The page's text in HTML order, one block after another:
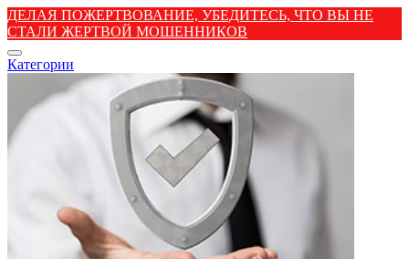
ДЕЛАЯ ПОЖЕРТВОВАНИЕ, УБЕДИТЕСЬ, ЧТО ВЫ НЕ
СТАЛИ ЖЕРТВОЙ МОШЕННИКОВ
Категории